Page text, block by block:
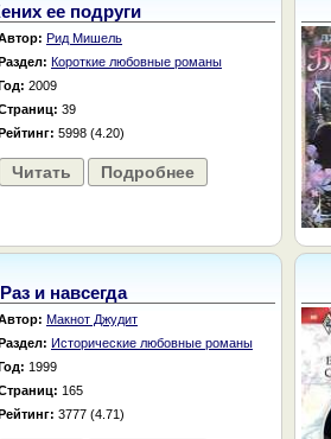
ее подруги
Рид Мишель
Короткие любовные романы
2009
39
5998 (4.20)
Читать Подробнее
Раз и навсегда
Макнот Джудит
Исторические любовные романы
1999
165
3777 (4.71)